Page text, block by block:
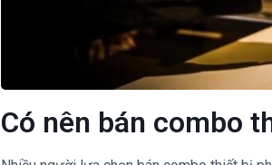
Có nên bán combo